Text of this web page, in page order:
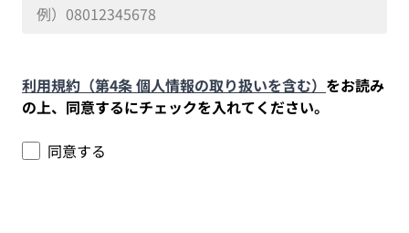
利用規約（第4条 個人情報の取り扱いを含む） をお読み
の上、同意するにチェックを入れてください。
同意する